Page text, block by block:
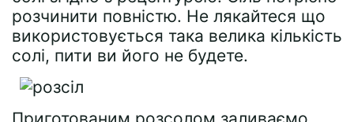
розчинити повністю. Не лякайтеся що
використовується така велика кількість
солі, пити ви його не будете.